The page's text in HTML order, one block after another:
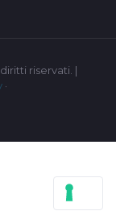
riservati. |
·